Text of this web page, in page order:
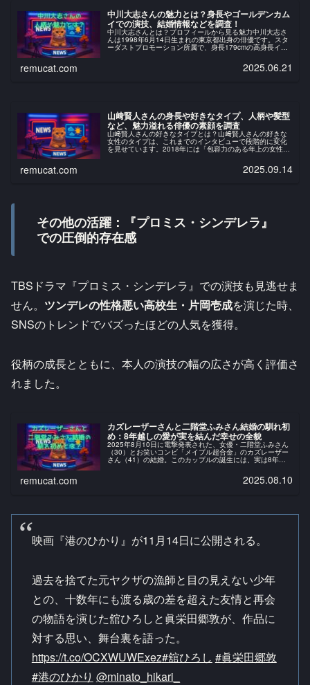
中川大志さんの魅力とは？身長やゴールデンカム
イでの演技、結婚情報などを調査！
中川大志さんとは？プロフィールから見る魅力中川大志さ
んは1998年6月14日生まれの東京都出身の俳優です。スタ
ーダストプロモーション所属で、身長179cmの高身長イケ
メン俳優として知られています。3歳の頃からジャズダンス
remucat.com 2025.06.21
山﨑賢人さんの身長や好きなタイプ、人柄や髪型
など、魅力溢れる俳優の素顔を調査
山﨑賢人さんの好きなタイプとは？山﨑賢人さんの好きな
女性のタイプは、これまでのインタビューで段階的に変化
を見せています。2018年には「包容力のある年上の女性」
と語っていましたが、2019年には「明るい子」と表現し、
remucat.com 2025.09.14
その他の活躍：『プロミス・シンデレラ』
での圧倒的存在感
TBSドラマ『プロミス・シンデレラ』での演技も見逃せま
せん。 ツンデレの性格悪い高校生・片岡壱成を演じた時、
SNSのトレンドでバズったほどの人気を獲得。​
役柄の成長とともに、本人の演技の幅の広さが高く評価さ
れました。​
カズレーザーさんと二階堂ふみさん結婚の馴れ初
め：8年越しの愛が実を結んだ幸せの全貌
2025年8月10日に電撃発表された、女優・二階堂ふみさん
（30）とお笑いコンビ「メイプル超合金」のカズレーザー
さん（41）の結婚。このカップルの誕生には、実は8年と
いう長い歳月をかけて育まれた美しいストーリーがあった
remucat.com 2025.08.10
映画『港のひかり』が11月14日に公開される。
過去を捨てた元ヤクザの漁師と目の見えない少年
との、十数年にも渡る歳の差を超えた友情と再会
の物語を演じた舘ひろしと眞栄田郷敦が、作品に
対する思い、舞台裏を語った。
https://t.co/OCXWUWExez#舘ひろし #眞栄田郷敦
#港のひかり @minato_hikari_